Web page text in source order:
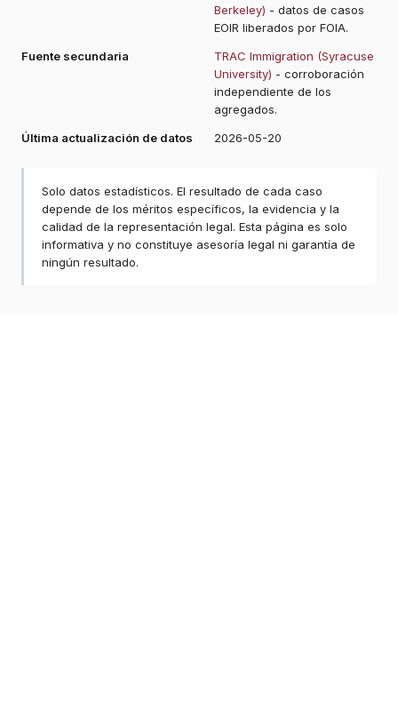
Berkeley) - datos de casos
EOIR liberados por FOIA.
Fuente secundaria
TRAC Immigration (Syracuse
University) - corroboración
independiente de los
agregados.
Última actualización de datos
2026-05-20
Solo datos estadísticos. El resultado de cada caso
depende de los méritos específicos, la evidencia y la
calidad de la representación legal. Esta página es solo
informativa y no constituye asesoría legal ni garantía de
ningún resultado.